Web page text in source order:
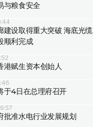
与粮食安全
建设取得重大突破 海底光缆
顺利完成
港赋生资本创始人
于4日在总理府召开
批准水电行业发展规划